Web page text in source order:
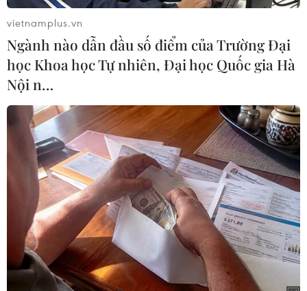
chi tiêu của người Việt tiệm cận với chuẩn mực
toàn cầu.
Từ tầm nhìn đó, VIB đã kiến tạo một hành trình
đáng nhớ với cột mốc 1 triệu thẻ vào tháng
8/2025, ghi nhận mức tăng trưởng gấp 10 lần
chỉ sau 7 năm và đạt vị trí tốp 3 toàn ngành về
chi tiêu thẻ.
VIB là một trong ba ngân hàng Việt Nam sở hữu
hệ sinh thái thẻ tín dụng toàn diện, hợp tác
chiến lược với cả ba “ông lớn” thanh toán toàn
cầu: Visa, Mastercard, và American Express. Sự
kết hợp giữa năng lực công nghệ nội tại, sự am
hiểu thị trường Việt Nam của VIB và mạng lưới,
uy tín quốc tế của các đối tác đã tạo ra nhiều
vietnamplus.vn
Ngành nào dẫn đầu số điểm của Trường Đại
học Khoa học Tự nhiên, Đại học Quốc gia Hà
Nội n…